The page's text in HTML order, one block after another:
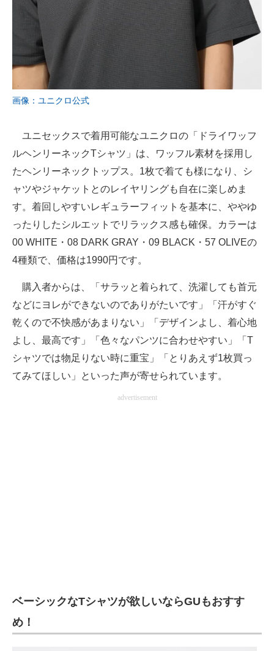
画像：ユニクロ公式
ユニセックスで着用可能なユニクロの「ドライワッフ
ルヘンリーネックTシャツ」は、ワッフル素材を採用し
たヘンリーネックトップス。1枚で着ても様になり、シ
ャツやジャケットとのレイヤリングも自在に楽しめま
す。着回しやすいレギュラーフィットを基本に、ややゆ
ったりしたシルエットでリラックス感も確保。カラーは
00 WHITE・08 DARK GRAY・09 BLACK・57 OLIVEの
4種類で、価格は1990円です。
購入者からは、「サラッと着られて、洗濯しても首元
などにヨレができないのでありがたいです」「汗がすぐ
乾くので不快感があまりない」「デザインよし、着心地
よし、最高です」「色々なパンツに合わせやすい」「T
シャツでは物足りない時に重宝」「とりあえず1枚買っ
てみてほしい」といった声が寄せられています。
advertisement
ベーシックなTシャツが欲しいならGUもおすす
め！